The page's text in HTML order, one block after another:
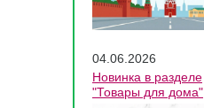
04.06.2026
Новинка в разделе
"Товары для дома"